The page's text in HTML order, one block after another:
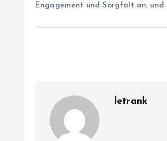
Engagement und Sorgfalt an, und
letrank